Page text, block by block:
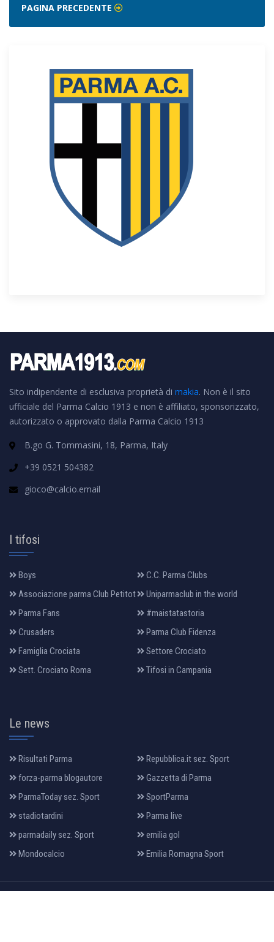
PAGINA PRECEDENTE
Sito indipendente di esclusiva proprietà di makia. Non è il sito
ufficiale del Parma Calcio 1913 e non è affiliato, sponsorizzato,
autorizzato o approvato dalla Parma Calcio 1913
B.go G. Tommasini, 18, Parma, Italy
+39 0521 504382
gioco@calcio.email
I tifosi
Boys
C.C. Parma Clubs
Associazione parma Club Petitot
Uniparmaclub in the world
Parma Fans
#maistatastoria
Crusaders
Parma Club Fidenza
Famiglia Crociata
Settore Crociato
Sett. Crociato Roma
Tifosi in Campania
Le news
Risultati Parma
Repubblica.it sez. Sport
forza-parma blogautore
Gazzetta di Parma
ParmaToday sez. Sport
SportParma
stadiotardini
Parma live
parmadaily sez. Sport
emilia gol
Mondocalcio
Emilia Romagna Sport
All Rights Reserved 2022, Design & Developed By:makia.it